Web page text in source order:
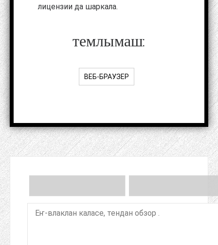
лицензии да шаркала.
темлымаш:
ВЕБ-БРАУЗЕР